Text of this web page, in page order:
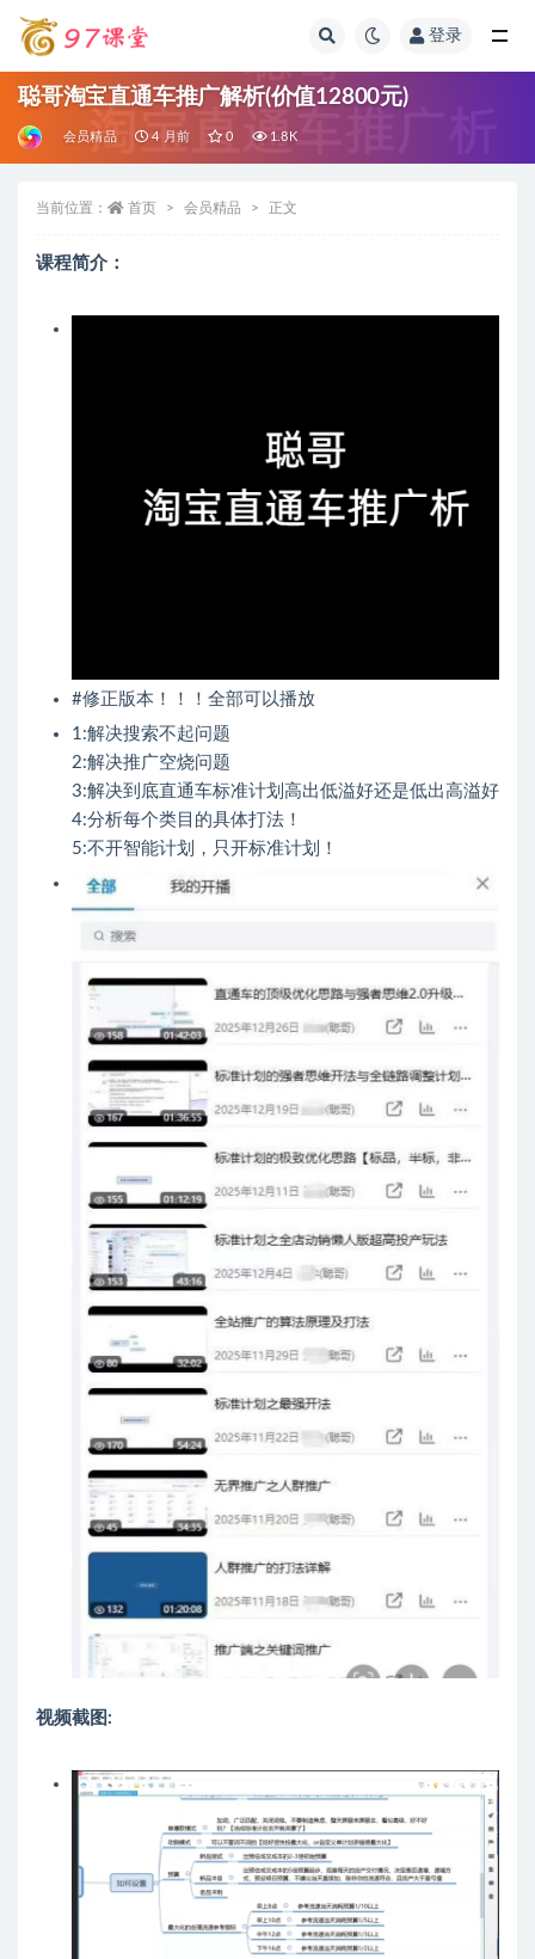
登录
聪哥淘宝直通车推广解析(价值12800元)
会员精品 4 月前 0 1.8K
当前位置： 首页 会员精品 正文
课程简介：
#修正版本！！！全部可以播放
1:解决搜索不起问题
2:解决推广空烧问题
3:解决到底直通车标准计划高出低溢好还是低出高溢好
4:分析每个类目的具体打法！
5:不开智能计划，只开标准计划！
视频截图: